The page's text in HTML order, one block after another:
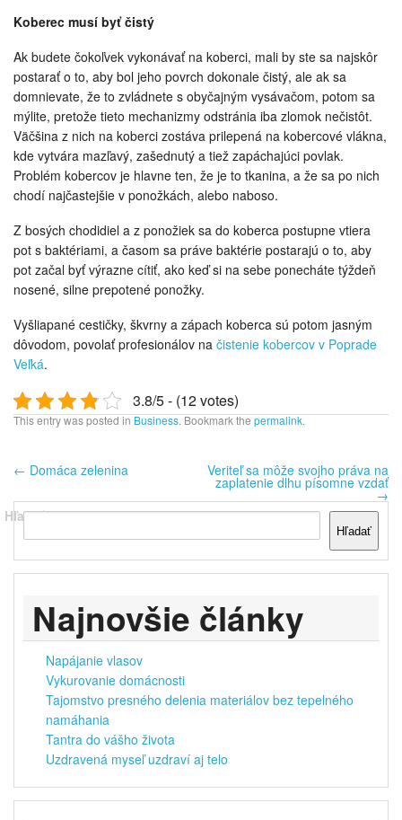
Koberec musí byť čistý
Ak budete čokoľvek vykonávať na koberci, mali by ste sa najskôr
postarať o to, aby bol jeho povrch dokonale čistý, ale ak sa
domnievate, že to zvládnete s obyčajným vysávačom, potom sa
mýlite, pretože tieto mechanizmy odstránia iba zlomok nečistôt.
Väčšina z nich na koberci zostáva prilepená na kobercové vlákna,
kde vytvára mazľavý, zašednutý a tiež zapáchajúci povlak.
Problém kobercov je hlavne ten, že je to tkanina, a že sa po nich
chodí najčastejšie v ponožkách, alebo naboso.
Z bosých chodidiel a z ponožiek sa do koberca postupne vtiera
pot s baktériami, a časom sa práve baktérie postarajú o to, aby
pot začal byť výrazne cítiť, ako keď si na sebe ponecháte týždeň
nosené, silne prepotené ponožky.
Vyšliapané cestičky, škvrny a zápach koberca sú potom jasným
dôvodom, povolať profesionálov na čistenie kobercov v Poprade
Veľká.
3.8/5 - (12 votes)
This entry was posted inBusiness. Bookmark thepermalink.
← Domáca zelenina Veriteľ sa môže svojho práva na
zaplatenie dlhu písomne vzdať
→
Hľadať
Hľadať
Najnovšie články
Napájanie vlasov
Vykurovanie domácnosti
Tajomstvo presného delenia materiálov bez tepelného
namáhania
Tantra do vášho života
Uzdravená myseľ uzdraví aj telo